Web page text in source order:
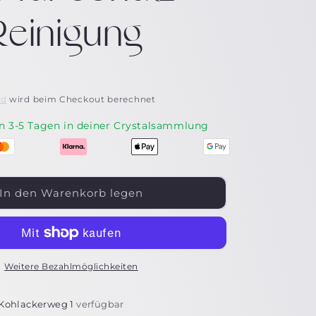
wird beim Checkout berechnet
3-5 Tagen in deiner Crystalsammlung
In den Warenkorb legen
Weitere Bezahlmöglichkeiten
1 verfügbar